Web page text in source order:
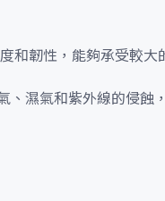
韌性，能夠承受較大
濕氣和紫外線的侵蝕